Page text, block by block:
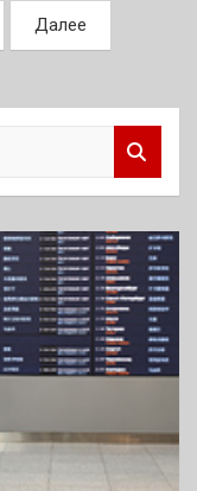
Далее